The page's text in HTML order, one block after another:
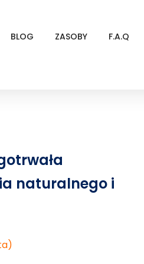
BLOG ZASOBY F.A.Q
naturalnego i